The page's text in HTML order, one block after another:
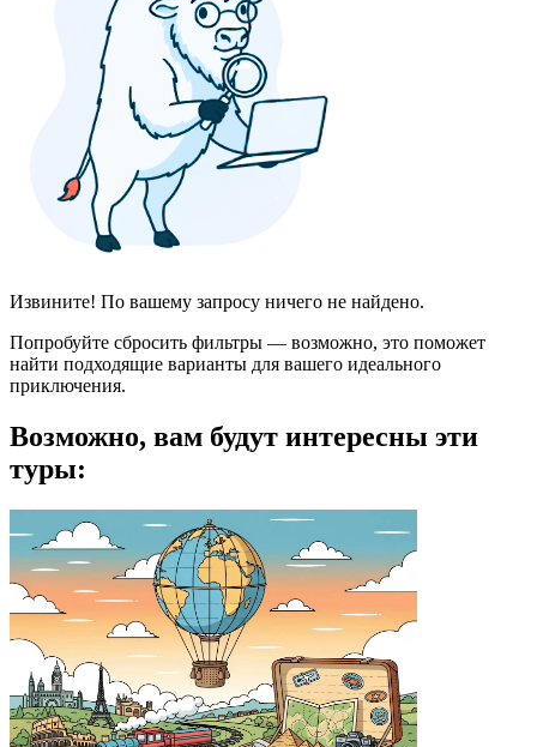
Извините! По вашему запросу ничего не найдено.
Попробуйте сбросить фильтры — возможно, это поможет
найти подходящие варианты для вашего идеального
приключения.
Возможно, вам будут интересны эти
туры: